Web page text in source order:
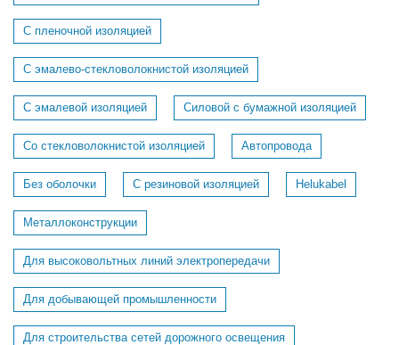
С пленочной изоляцией
С эмалево-стекловолокнистой изоляцией
С эмалевой изоляцией Силовой с бумажной изоляцией
Со стекловолокнистой изоляцией Автопровода
Без оболочки С резиновой изоляцией Helukabel
Металлоконструкции
Для высоковольтных линий электропередачи
Для добывающей промышленности
Для строительства сетей дорожного освещения